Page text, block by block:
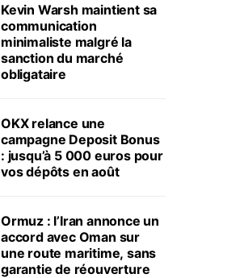
Kevin Warsh maintient sa
communication
minimaliste malgré la
sanction du marché
obligataire
OKX relance une
campagne Deposit Bonus
: jusqu’à 5 000 euros pour
vos dépôts en août
Ormuz : l’Iran annonce un
accord avec Oman sur
une route maritime, sans
garantie de réouverture